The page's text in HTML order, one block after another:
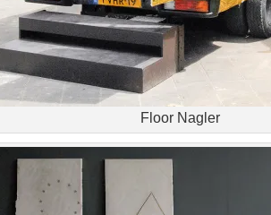
Floor Nagler